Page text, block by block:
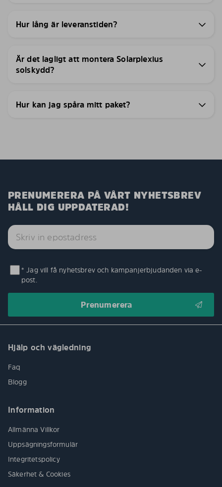
Hur lång är leveranstiden?
Är det lagligt att montera Solarplexius
solskydd?
Hur kan jag spåra mitt paket?
PRENUMERERA PÅ VÅRT NYHETSBREV
HÅLL DIG UPPDATERAD!
* Jag vill få nyhetsbrev och kampanjerbjudanden via e-
post.
Hjälp och vägledning
Faq
Blogg
Information
Allmänna Villkor
Uppsägningsformulär
Integritetspolicy
Säkerhet & Cookies